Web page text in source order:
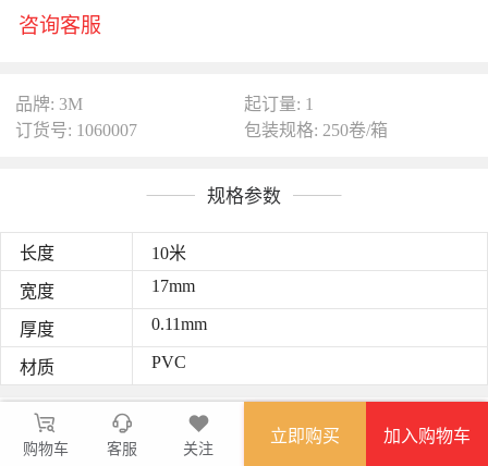
咨询客服
品牌: 3M
起订量: 1
订货号: 1060007
包装规格: 250卷/箱
规格参数
长度 10米
宽度 17mm
厚度 0.11mm
材质 PVC
图文详情
倡导PVC绝缘胶带“无铅环保”理念，无刺鼻气味，安全健康；
购物车 客服 关注
立即购买 加入购物车